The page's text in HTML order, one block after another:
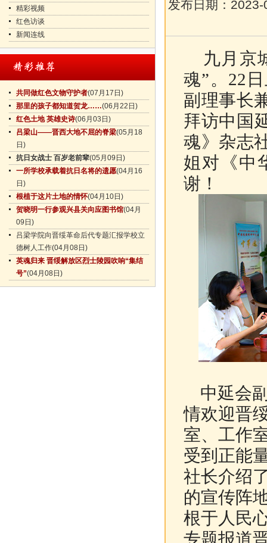
精彩视频
红色访谈
新闻连线
共同做红色文物守护者(07月17日)
那里的孩子都知道贺龙……(06月22日)
红色土地 英雄史诗(06月03日)
吕梁山——晋西大地不屈的脊梁(05月18
日)
抗日女战士 百岁老前辈(05月09日)
一所学校承载着抗日名将的遗愿(04月16
日)
根植于这片土地的情怀(04月10日)
贺晓明一行参观兴县关向应图书馆(04月
09日)
吕梁学院向晋绥革命后代专题汇报学校立
德树人工作(04月08日)
英魂归来 晋绥解放区烈士陵园吹响“集结
号”(04月08日)
发布日期： 2023-
九月京
魂”。22
副理事长
拜访中国
魂》杂志
姐对《中
谢！
中延会
情欢迎晋
室、工作
受到正能
社长介绍
的宣传阵
根于人民
专题报道